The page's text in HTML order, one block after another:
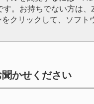
す。お持ちでない方は
クリックして、ソフ
かせください